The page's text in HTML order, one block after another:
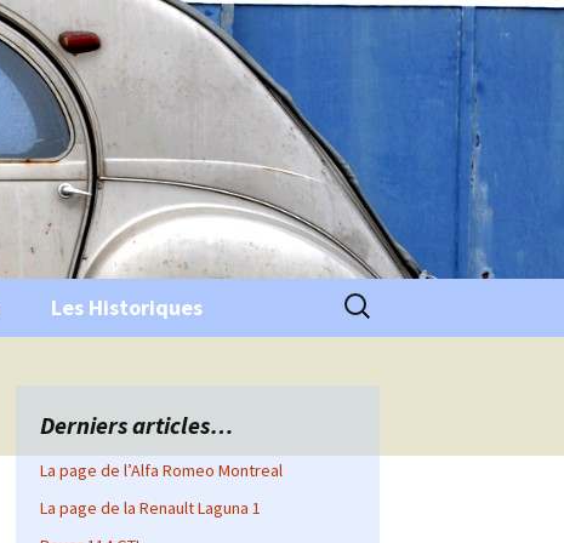
Les Historiques Rechercher :
Derniers articles…
La page de l’Alfa Romeo Montreal
La page de la Renault Laguna 1